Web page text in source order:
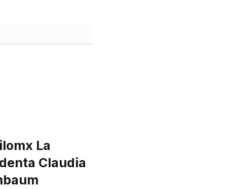
La
Claudia